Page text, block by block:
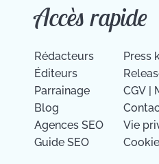
Accès rapide
Rédacteurs
Éditeurs
Parrainage
Blog
Agences SEO
Guide SEO
Press
CGV |
Vie